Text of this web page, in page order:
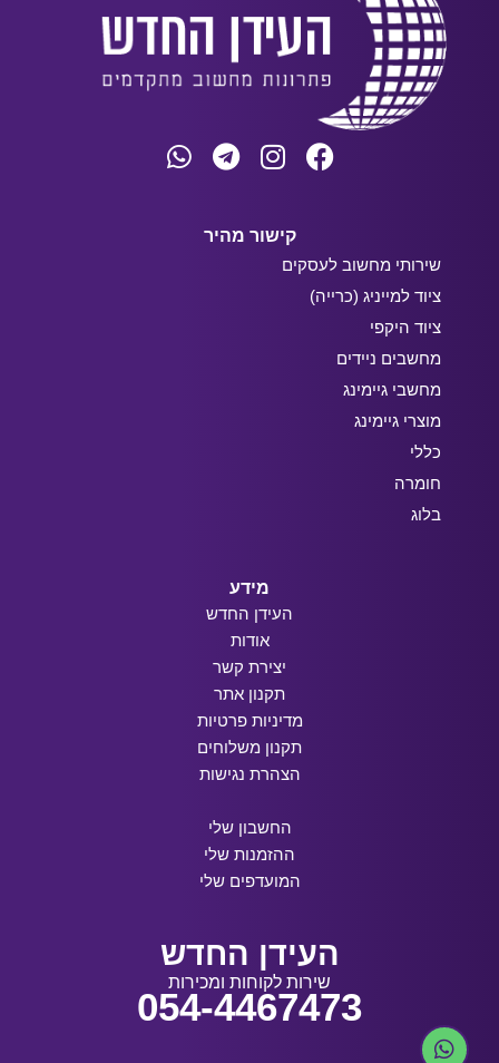
קישור מהיר
שירותי מחשוב לעסקים
ציוד למייניג (כרייה)
ציוד היקפי
מחשבים ניידים
מחשבי גיימינג
מוצרי גיימינג
כללי
חומרה
בלוג
מידע
העידן החדש
אודות
יצירת קשר
תקנון אתר
מדיניות פרטיות
תקנון משלוחים
הצהרת נגישות
החשבון שלי
ההזמנות שלי
המועדפים שלי
העידן החדש
שירות לקוחות ומכירות
054-4467473